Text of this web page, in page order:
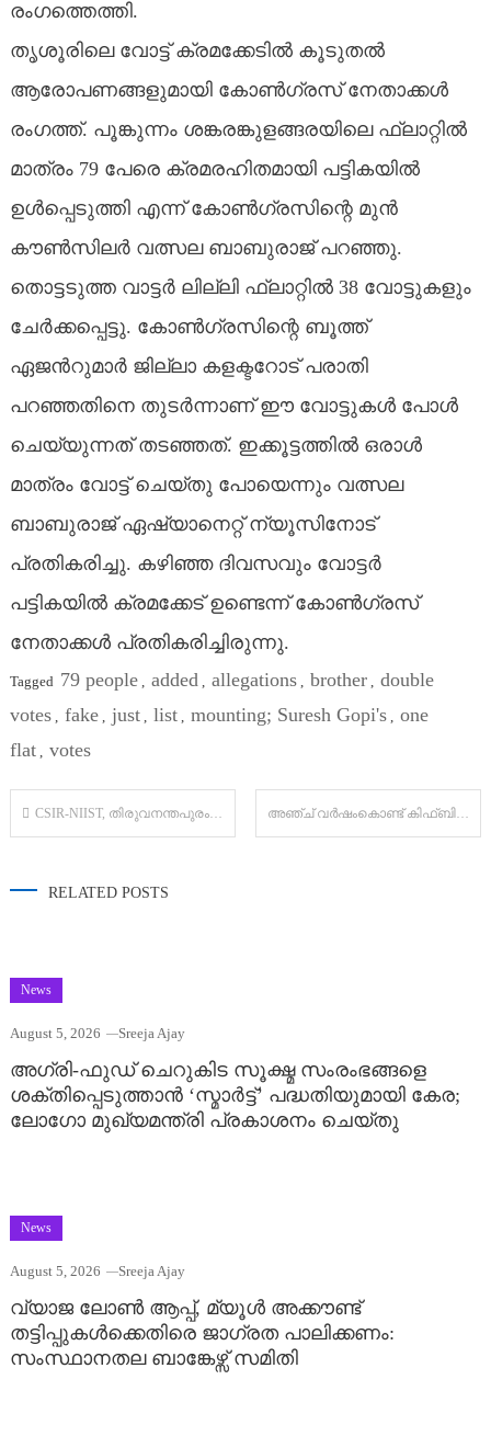
രംഗത്തെത്തി.
തൃശൂരിലെ വോട്ട് ക്രമക്കേടിൽ കൂടുതൽ
ആരോപണങ്ങളുമായി കോൺഗ്രസ് നേതാക്കൾ
രംഗത്ത്. പൂങ്കുന്നം ശങ്കരങ്കുളങ്ങരയിലെ ഫ്ലാറ്റിൽ
മാത്രം 79 പേരെ ക്രമരഹിതമായി പട്ടികയിൽ
ഉൾപ്പെടുത്തി എന്ന് കോൺഗ്രസിന്റെ മുൻ
കൗൺസിലർ വത്സല ബാബുരാജ് പറഞ്ഞു.
തൊട്ടടുത്ത വാട്ടർ ലില്ലി ഫ്ലാറ്റിൽ 38 വോട്ടുകളും
ചേർക്കപ്പെട്ടു. കോൺഗ്രസിന്റെ ബൂത്ത്
ഏജന്‍റുമാർ ജില്ലാ കളക്ടറോട് പരാതി
പറഞ്ഞതിനെ തുടർന്നാണ് ഈ വോട്ടുകൾ പോൾ
ചെയ്യുന്നത് തടഞ്ഞത്. ഇക്കൂട്ടത്തിൽ ഒരാൾ
മാത്രം വോട്ട് ചെയ്തു പോയെന്നും വത്സല
ബാബുരാജ് ഏഷ്യാനെറ്റ് ന്യൂസിനോട്
പ്രതികരിച്ചു. കഴിഞ്ഞ ദിവസവും വോട്ടർ
പട്ടികയിൽ ക്രമക്കേട് ഉണ്ടെന്ന് കോൺ​ഗ്രസ്
നേതാക്കൾ പ്രതികരിച്ചിരുന്നു.
Tagged 79 people , added , allegations , brother , double
votes , fake , just , list , mounting; Suresh Gopi's , one
flat , votes
Post
navigation
CSIR-NIIST, തിരുവനന്തപുരം, സ്വർണജൂബിലി ആഘോഷങ്ങളുടെ ഭാഗമായി “ക്രിറ്റിക്കൽ മിനറലുകളും മെറ്റീരിയലുകളും: പുതിയ ദിശകൾ” എന്ന വിഷയത്തിൽ ദേശീയ സമ്മേളനം സംഘടിപ്പിച്ചു. അഞ്ച് വർഷംകൊണ്ട് കിഫ്ബി വഴി 62,000 കോടിയുടെ വികസനം: മുഖ്യമന്ത്രി
RELATED POSTS
News
August 5, 2026 Sreeja Ajay
അഗ്രി-ഫുഡ് ചെറുകിട സൂക്ഷ്മ സംരംഭങ്ങളെ
ശക്തിപ്പെടുത്താന്‍ ‘സ്മാര്‍ട്ട്’ പദ്ധതിയുമായി കേര;
ലോഗോ മുഖ്യമന്ത്രി പ്രകാശനം ചെയ്തു
News
August 5, 2026 Sreeja Ajay
വ്യാജ ലോൺ ആപ്പ്, മ്യൂൾ അക്കൗണ്ട്
തട്ടിപ്പുകൾക്കെതിരെ ജാ​ഗ്രത പാലിക്കണം:
സംസ്ഥാനതല ബാങ്കേഴ്സ് സമിതി